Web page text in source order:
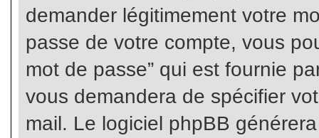
demander légitimement votre
passe de votre compte, vous
mot de passe” qui est fournie
vous demandera de spécifier
mail. Le logiciel phpBB